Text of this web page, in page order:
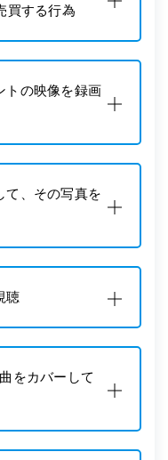
買する行為
トの映像を録画
て、その写真を
聴
をカバーして